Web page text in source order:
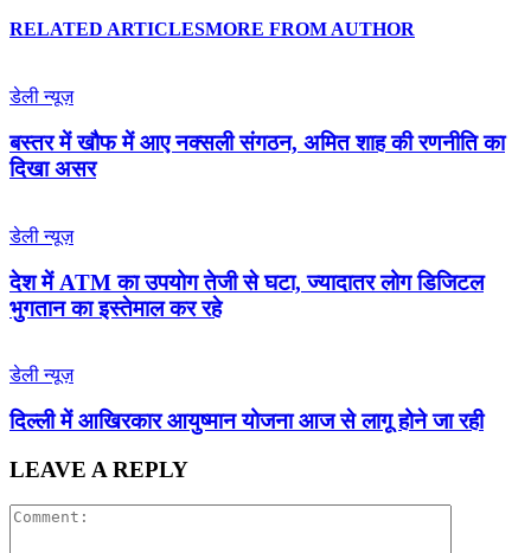
RELATED ARTICLESMORE FROM AUTHOR
डेली न्यूज़
बस्तर में खौफ में आए नक्सली संगठन, अमित शाह की रणनीति का
दिखा असर
डेली न्यूज़
देश में ATM का उपयोग तेजी से घटा, ज्यादातर लोग डिजिटल
भुगतान का इस्तेमाल कर रहे
डेली न्यूज़
द‍िल्‍ली में आख‍िरकार आयुष्‍मान योजना आज से लागू होने जा रही
LEAVE A REPLY